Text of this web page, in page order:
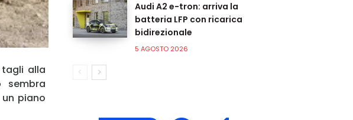
tagli alla
sembra
piano
Audi A2 e-tron: arriva la
batteria LFP con ricarica
bidirezionale
5 AGOSTO 2026